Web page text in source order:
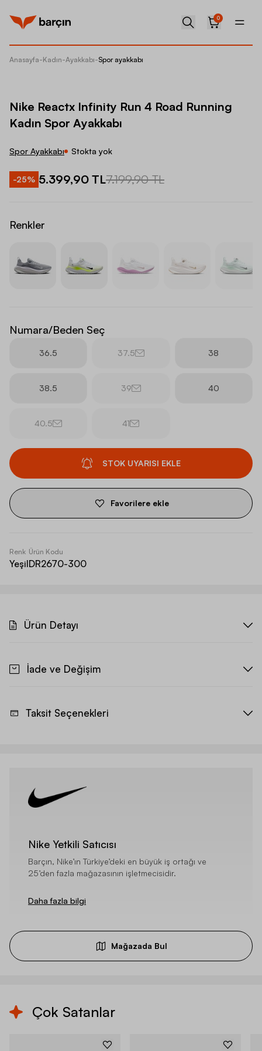
0
Anasayfa-Kadın-Ayakkabı-Spor ayakkabı
Nike Reactx Infinity Run 4 Road Running
Kadın Spor Ayakkabı
Spor Ayakkabı Stokta yok
-25% 5.399,90 TL7.199,90 TL
Renkler
Numara/Beden Seç
36.5 37.5 38
38.5 39 40
40.5 41
STOK UYARISI EKLE
Favorilere ekle
Renk
Yeşil
Ürün Kodu
DR2670-300
Ürün Detayı
İade ve Değişim
Taksit Seçenekleri
Nike Yetkili Satıcısı
Barçın, Nike’ın Türkiye’deki en büyük iş ortağı ve
25’den fazla mağazasının işletmecisidir.
Daha fazla bilgi
Mağazada Bul
Çok Satanlar